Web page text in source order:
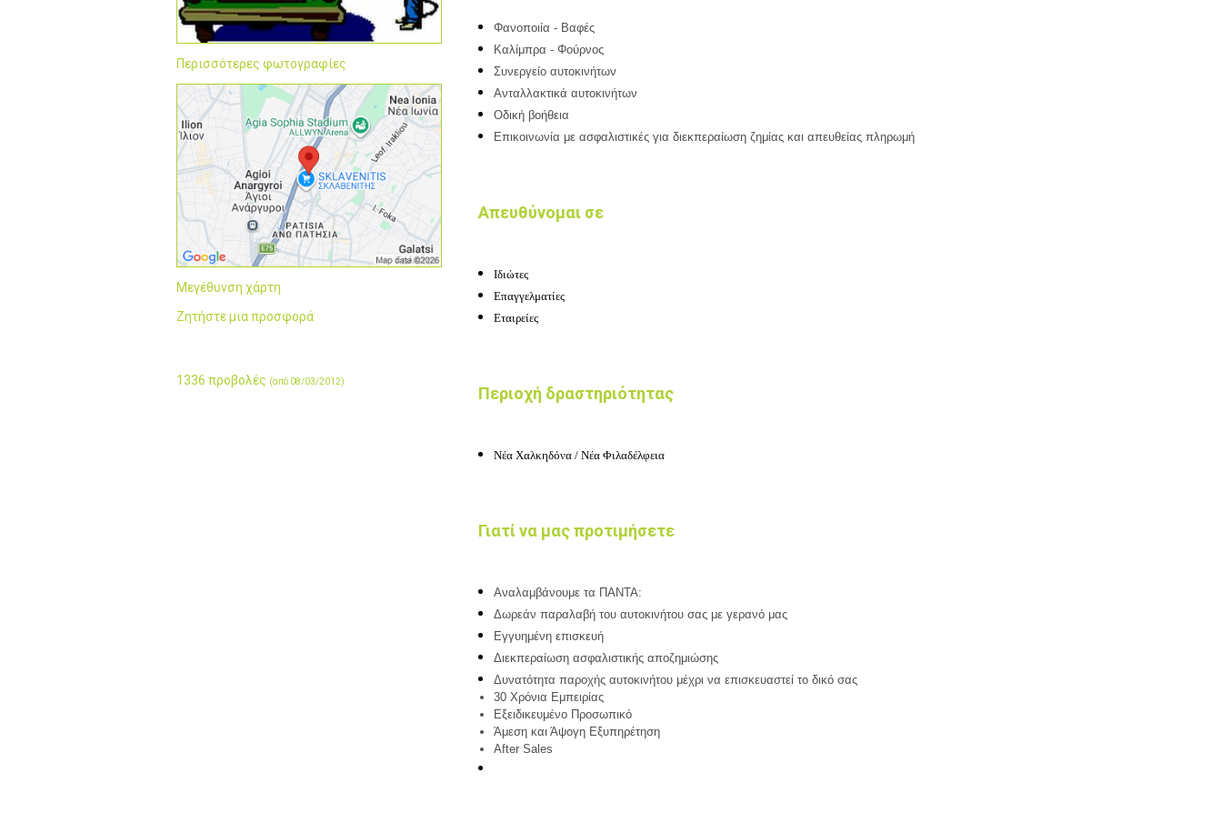
Περισσότερες φωτογραφίες
Μεγέθυνση χάρτη
Ζητήστε μια προσφορά
1336 προβολές (από 08/03/2012)
Φανοποιία - Βαφές
Καλίμπρα - Φούρνος
Συνεργείο αυτοκινήτων
Ανταλλακτικά αυτοκινήτων
Οδική βοήθεια
Επικοινωνία με ασφαλιστικές για διεκπεραίωση ζημίας και απευθείας πληρωμή
Απευθύνομαι σε
Ιδιώτες
Επαγγελματίες
Εταιρείες
Περιοχή δραστηριότητας
Νέα Χαλκηδόνα / Νέα Φιλαδέλφεια
Γιατί να μας προτιμήσετε
Αναλαμβάνουμε τα ΠΑΝΤΑ:
Δωρεάν παραλαβή του αυτοκινήτου σας με γερανό μας
Εγγυημένη επισκευή
Διεκπεραίωση ασφαλιστικής αποζημιώσης
Δυνατότητα παροχής αυτοκινήτου μέχρι να επισκευαστεί το δικό σας
30 Χρόνια Εμπειρίας
Εξειδικευμένο Προσωπικό
Άμεση και Άψογη Εξυπηρέτηση
After Sales